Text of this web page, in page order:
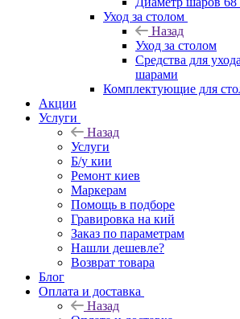
Уход за столом
Назад
Уход за столом
Средства для
шарами
Комплектующие для
Акции
Услуги
Назад
Услуги
Б/у кии
Ремонт киев
Маркерам
Помощь в подборе
Гравировка на кий
Заказ по параметрам
Нашли дешевле?
Возврат товара
Блог
Оплата и доставка
Назад